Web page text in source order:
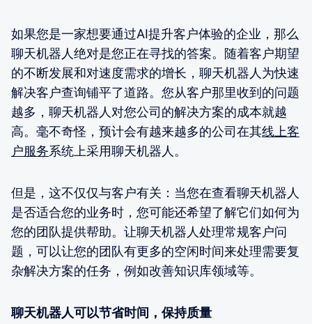
如果您是一家想要通过AI提升客户体验的企业，那么
聊天机器人绝对是您正在寻找的答案。随着客户期望
的不断发展和对速度需求的增长，聊天机器人为快速
解决客户查询铺平了道路。您从客户那里收到的问题
越多，聊天机器人对您公司的解决方案的成本就越
高。毫不奇怪，预计会有越来越多的公司在其线上客
户服务系统上采用聊天机器人。
但是，这不仅仅与客户有关：当您在查看聊天机器人
是否适合您的业务时，您可能还希望了解它们如何为
您的团队提供帮助。让聊天机器人处理常规客户问
题，可以让您的团队有更多的空闲时间来处理需要复
杂解决方案的任务，例如改善知识库领域等。
聊天机器人可以节省时间，保持质量